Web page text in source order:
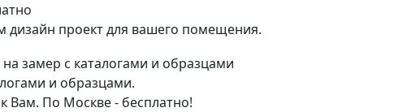
дизайн проект для вашего помещения.
и образцами.
Вам. По Москве - бесплатно!